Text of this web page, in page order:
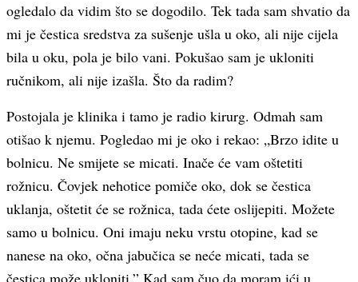
ogledalo da vidim što se dogodilo. Tek tada sam shvatio da
mi je čestica sredstva za sušenje ušla u oko, ali nije cijela
bila u oku, pola je bilo vani. Pokušao sam je ukloniti
ručnikom, ali nije izašla. Što da radim?
Postojala je klinika i tamo je radio kirurg. Odmah sam
otišao k njemu. Pogledao mi je oko i rekao: „Brzo idite u
bolnicu. Ne smijete se micati. Inače će vam oštetiti
rožnicu. Čovjek nehotice pomiče oko, dok se čestica
uklanja, oštetit će se rožnica, tada ćete oslijepiti. Možete
samo u bolnicu. Oni imaju neku vrstu otopine, kad se
nanese na oko, očna jabučica se neće micati, tada se
čestica može ukloniti.” Kad sam čuo da moram ići u